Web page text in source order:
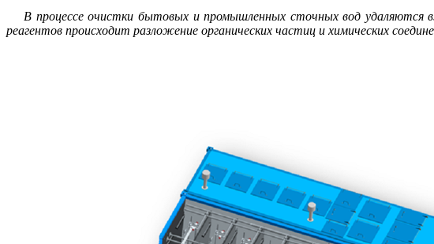
В процессе очистки бытовых и промышленных сточных вод удаляются
реагентов происходит разложение органических частиц и химических